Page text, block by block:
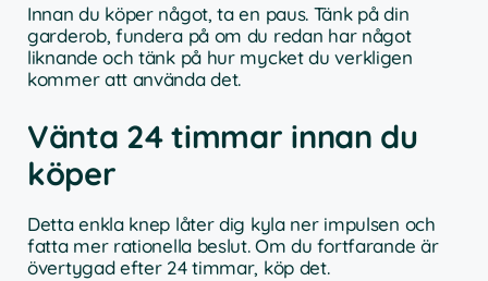
Innan du köper något, ta en paus. Tänk på din
garderob, fundera på om du redan har något
liknande och tänk på hur mycket du verkligen
kommer att använda det.
Vänta 24 timmar innan du
köper
Detta enkla knep låter dig kyla ner impulsen och
fatta mer rationella beslut. Om du fortfarande är
övertygad efter 24 timmar, köp det.